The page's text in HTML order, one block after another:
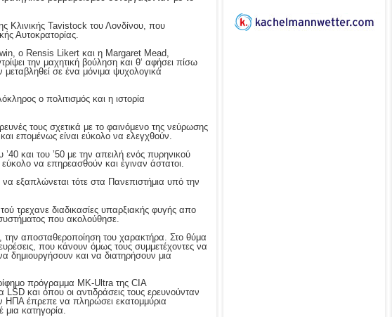
Κλινικής Tavistock του Λονδίνου, που
Αυτοκρατορίας.
ο Rensis Likert και η Margaret Mead,
την μαχητική βούληση και θ‘ αφήσει πίσω
μεταβληθεί σε ένα μόνιμα ψυχολογικά
ο πολιτισμός και η ιστορία
τους σχετικά με το φαινόμενο της νεύρωσης
επομένως είναι εύκολο να ελεγχθούν.
και του ’50 με την απειλή ενός πυρηνικού
να επηρεασθούν και έγιναν άστατοι.
εξαπλώνεται τότε στα Πανεπιστήμια υπό την
τρεχανε διαδικασίες υπαρξιακής φυγής απο
που ακολούθησε.
την αποσταθεροποίηση του χαρακτήρα. Στο θύμα
που κάνουν όμως τους συμμετέχοντες να
δημιουργήσουν και να διατηρήσουν μια
πρόγραμμα MK-Ultra της CIA
και όπου οι αντιδράσεις τους ερευνούνταν
ΗΠΑ έπρεπε να πληρώσει εκατομμύρια
μια κατηγορία.